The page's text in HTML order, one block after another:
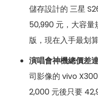
儲存設計的 三星
50,990 元，大容量
版，現在入手最划算
演唱會神機總價差
司影像的 vivo
2,000 元後只要